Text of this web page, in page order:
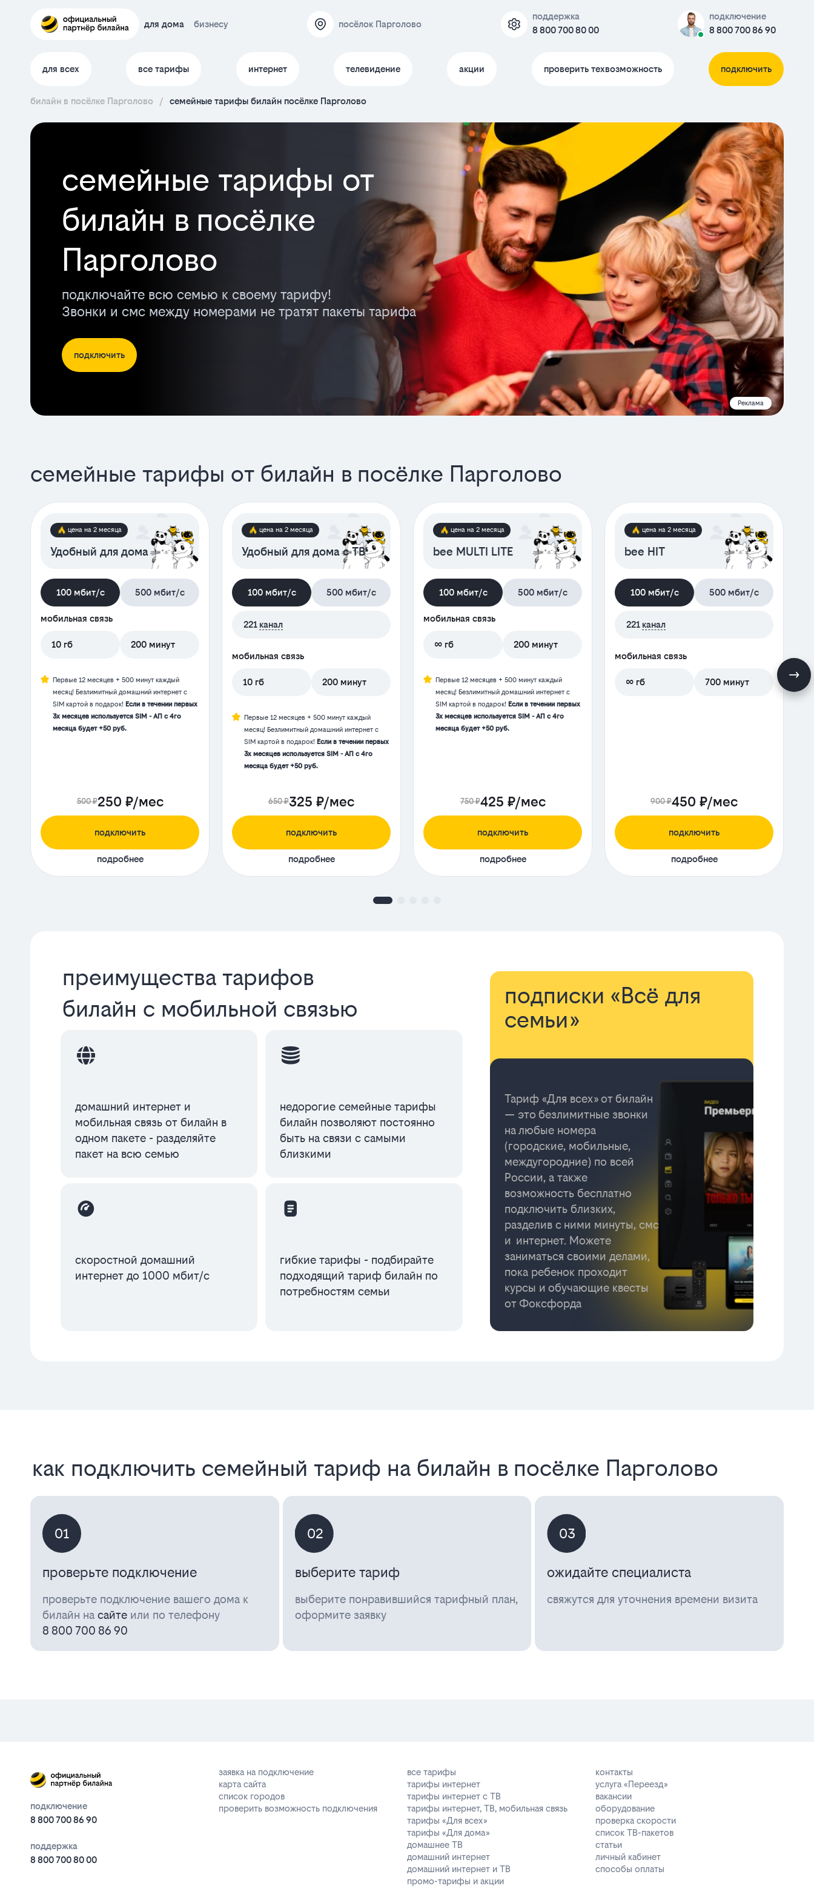
для дома бизнесу посёлок Парголово
поддержка
8 800 700 80 00
подключение
8 800 700 86 90
для всех все тарифы интернет телевидение акции проверить техвозможность подключить
билайн в посёлке Парголово / семейные тарифы билайн посёлке Парголово
семейные тарифы от
билайн в посёлке
Парголово
подключайте всю семью к своему тарифу!
Звонки и смс между номерами не тратят пакеты тарифа
подключить
Реклама
семейные тарифы от билайн в посёлке Парголово
цена на 2 месяца
Удобный для дома
100 мбит/с 500 мбит/с
мобильная связь
10 гб 200 минут
Первые 12 месяцев + 500 минут каждый
месяц! Безлимитный домашний интернет с
SIM картой в подарок! Если в течении первых
3х месяцев используется SIM - АП с 4го
месяца будет +50 руб.
500 ₽250 ₽/мес
подключить
подробнее
цена на 2 месяца
Удобный для дома с ТВ
100 мбит/с 500 мбит/с
221 канал
мобильная связь
10 гб 200 минут
Первые 12 месяцев + 500 минут каждый
месяц! Безлимитный домашний интернет с
SIM картой в подарок! Если в течении первых
3х месяцев используется SIM - АП с 4го
месяца будет +50 руб.
650 ₽325 ₽/мес
подключить
подробнее
цена на 2 месяца
bee MULTI LITE
100 мбит/с 500 мбит/с
мобильная связь
∞ гб 200 минут
Первые 12 месяцев + 500 минут каждый
месяц! Безлимитный домашний интернет с
SIM картой в подарок! Если в течении первых
3х месяцев используется SIM - АП с 4го
месяца будет +50 руб.
750 ₽425 ₽/мес
подключить
подробнее
цена на 2 месяца
bee HIT
100 мбит/с 500 мбит/с
221 канал
мобильная связь
∞ гб 700 минут
900 ₽450 ₽/мес
подключить
подробнее
преимущества тарифов
билайн с мобильной связью
домашний интернет и
мобильная связь от билайн в
одном пакете - разделяйте
пакет на всю семью
недорогие семейные тарифы
билайн позволяют постоянно
быть на связи с самыми
близкими
скоростной домашний
интернет до 1000 мбит/с
гибкие тарифы - подбирайте
подходящий тариф билайн по
потребностям семьи
подписки «Всё для
семьи»
Тариф «Для всех» от билайн
— это безлимитные звонки
на любые номера
(городские, мобильные,
междугородние) по всей
России, а также
возможность бесплатно
подключить близких,
разделив с ними минуты, смс
и интернет. Можете
заниматься своими делами,
пока ребенок проходит
курсы и обучающие квесты
от Фоксфорда
как подключить семейный тариф на билайн в посёлке Парголово
01
проверьте подключение
проверьте подключение вашего дома к
билайн на сайте или по телефону
8 800 700 86 90
02
выберите тариф
выберите понравившийся тарифный план,
оформите заявку
03
ожидайте специалиста
свяжутся для уточнения времени визита
подключение
8 800 700 86 90
поддержка
8 800 700 80 00
заявка на подключение
карта сайта
список городов
проверить возможность подключения
все тарифы
тарифы интернет
тарифы интернет с ТВ
тарифы интернет, ТВ, мобильная связь
тарифы «Для всех»
тарифы «Для дома»
домашнее ТВ
домашний интернет
домашний интернет и ТВ
промо-тарифы и акции
контакты
услуга «Переезд»
вакансии
оборудование
проверка скорости
список ТВ-пакетов
статьи
личный кабинет
способы оплаты